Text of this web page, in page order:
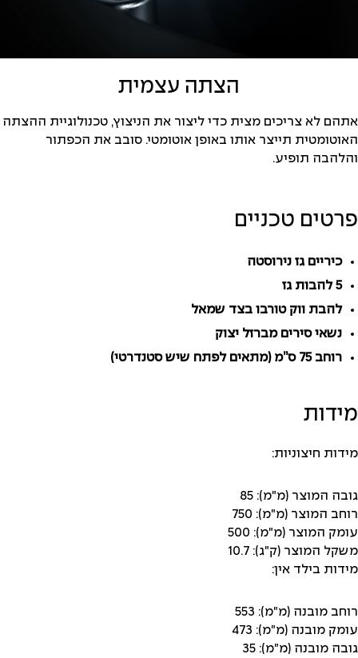
הצתה עצמית
אתהם לא צריכים מצית כדי ליצור את הניצוץ, טכנולוגיית ההצתה
האוטומטית תייצר אותו באופן אוטומטי. סובב את הכפתור
והלהבה תופיע.
פרטים טכניים
כיריים גז נירוסטה
5 להבות גז
להבת ווק טורבו בצד שמאל
נשאי סירים מברזל יצוק
רוחב 75 ס”מ (מתאים לפתח שיש סטנדרטי)
מידות
מידות חיצוניות:
גובה המוצר (מ"מ): 85
רוחב המוצר (מ"מ): 750
עומק המוצר (מ"מ): 500
משקל המוצר (ק"ג): 10.7
מידות בילד אין:
רוחב מובנה (מ"מ): 553
עומק מובנה (מ"מ): 473
גובה מובנה (מ"מ): 35